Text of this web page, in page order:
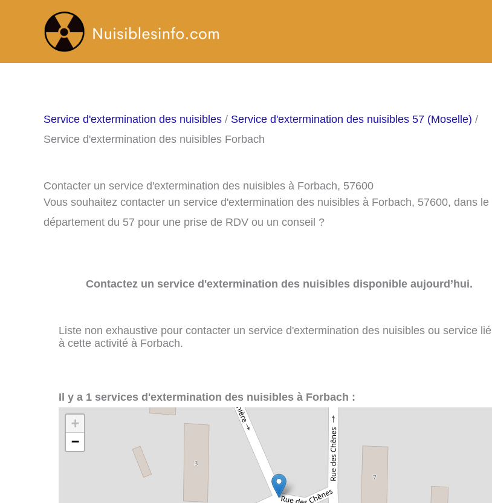
Service d'extermination des nuisibles / Service d'extermination des nuisibles 57 (Moselle) /
Service d'extermination des nuisibles Forbach
Contacter un service d'extermination des nuisibles à Forbach, 57600
Vous souhaitez contacter un service d'extermination des nuisibles à Forbach, 57600, dans le
département du 57 pour une prise de RDV ou un conseil ?
Contactez un service d'extermination des nuisibles disponible aujourd’hui.
Liste non exhaustive pour contacter un service d'extermination des nuisibles ou service lié
à cette activité à Forbach.
Il y a 1 services d'extermination des nuisibles à Forbach :
+
−